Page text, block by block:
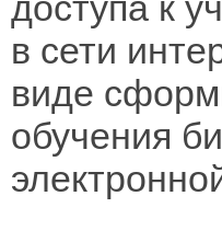
в сети
виде
обучения